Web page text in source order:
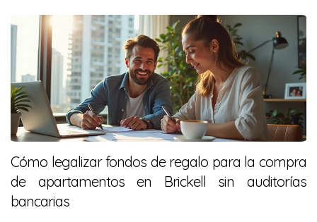
Cómo legalizar fondos de regalo para la compra
de apartamentos en Brickell sin auditorías
bancarias